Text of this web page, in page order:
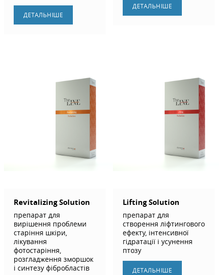
ДЕТАЛЬНIШЕ
ДЕТАЛЬНIШЕ
Revitalizing Solution
препарат для
вирішення проблеми
старіння шкіри,
лікування
фотостаріння,
розгладження зморшок
і синтезу фібробластів
Lifting Solution
препарат для
створення ліфтингового
ефекту, інтенсивної
гідратації і усунення
птозу
ДЕТАЛЬНIШЕ